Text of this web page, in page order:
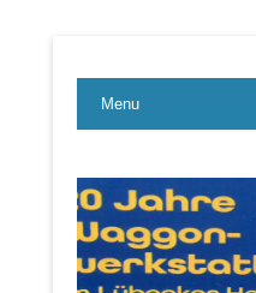
LBE-Express
Menu